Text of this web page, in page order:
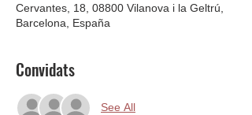
Cervantes, 18, 08800 Vilanova i la Geltrú,
Barcelona, España
Convidats
See All